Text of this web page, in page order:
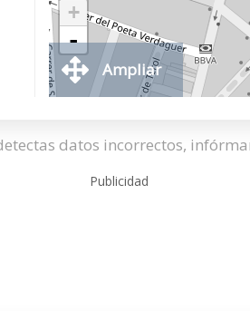
+
-
Ampliar
datos incorrectos,
Publicidad